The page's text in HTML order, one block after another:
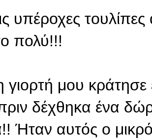
υπέροχες
πολύ!!!
γιορτή μου
δέχθηκα ένα
Ήταν αυτός ο